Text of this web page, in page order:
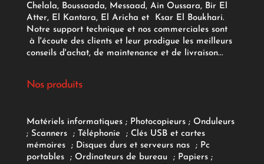
Chelala, Boussaada, Messaad, Ain Oussara, Bir El
Atter, El Kantara, El Aricha et Ksar El Boukhari.
Notre support technique et nos commerciales sont
à l'écoute des clients et leur prodigue les meilleurs
conseils d'achat, de maintenance et de livraison...
Nos produits
Matériels informatiques; Photocopieurs; Onduleurs
; Scanners ; Téléphonie ; Clés USB et cartes
mémoires
; Disques durs et serveurs nas ; Pc
portables
; Ordinateurs de bureau ; Papiers;